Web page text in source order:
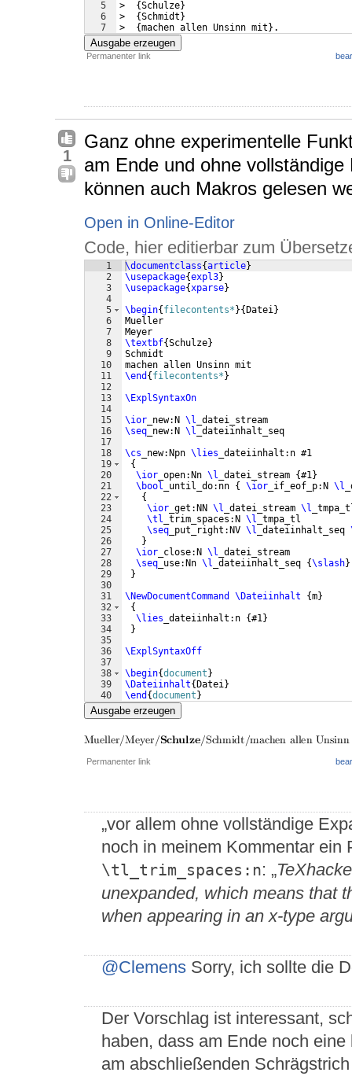
5
6
7
> {Schulze}
> {Schmidt }
> {machen allen Unsinn mit } .
Ausgabe erzeugen
Permanenter link
1
Ganz ohne experimentelle
am Ende und ohne
können auch Makros gelesen
Open in Online-Editor
Code, hier editierbar zum
1
2
3
4
5
6
7
8
9
10
11
12
13
14
15
16
17
18
19
20
21
22
23
24
25
26
27
28
29
30
31
32
33
34
35
36
37
38
39
40
\documentclass{article}
\usepackage{expl3}
\usepackage{xparse}
\begin{ filecontents* }{ Datei}
Mueller
Meyer
\textbf{Schulze}
Schmidt
machen allen Unsinn mit
\end { filecontents* }
\ExplSyntaxOn
\ior _new:N \l _datei_stream
\seq _new:N \l _dateiinhalt_seq
\cs _new:Npn \lies _dateiinhalt:n #1
{
\ior _open:Nn \l _datei_stream {#1}
\bool _until_do:nn { \ior _if_eof_p:N \l
{
\ior _get:NN \l _datei_stream \l
\tl _trim_spaces:N \l _tmpa_tl
\seq _put_right:NV \l _dateiinhalt_seq
}
\ior _close:N \l _datei_stream
\seq _use:Nn \l _dateiinhalt_seq {\slash}
}
\NewDocumentCommand
\Dateiinhalt {m}
{
\lies _dateiinhalt:n {#1}
}
\ExplSyntaxOff
\begin{document }
\Dateiinhalt{ Datei}
\end {document }
Ausgabe erzeugen
Permanenter link
„vor allem ohne vollständige
noch in meinem Kommentar ein
\tl_trim_spaces:n: „
unexpanded, which means that
when appearing in an x-type
@Clemens Sorry, ich sollte die
Der Vorschlag ist interessant,
haben, dass am Ende noch
am abschließenden